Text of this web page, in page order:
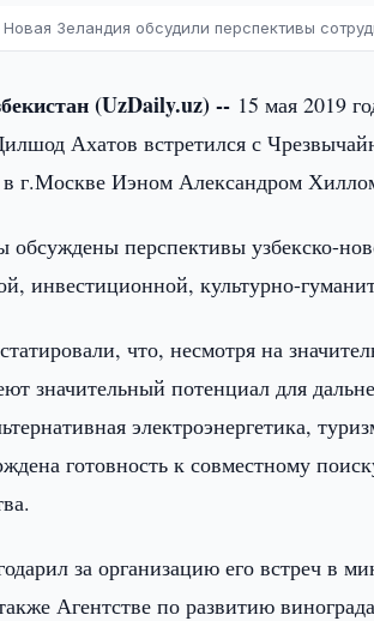
Новая Зеландия обсудили перспективы
(UzDaily.uz) -- 15 мая 2019
Ахатов встретился с
в г.Москве Иэном Александром
обсуждены перспективы узбекско-
инвестиционной, культурно-
что, несмотря на
значительный потенциал для
электроэнергетика,
готовность к совместному
за организацию его встреч в
Агентстве по развитию